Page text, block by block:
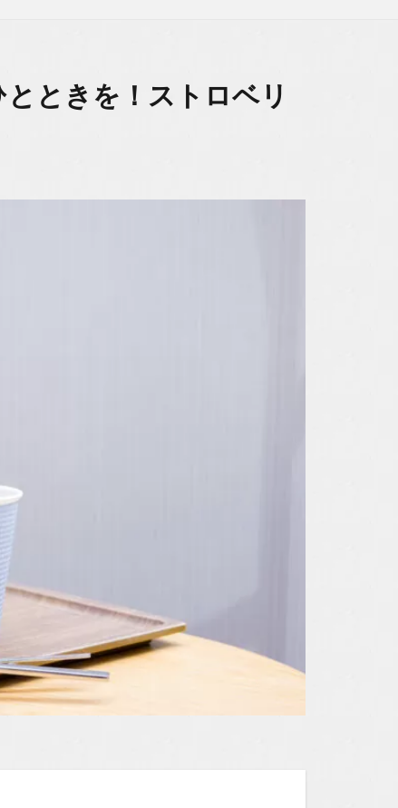
ときを！ストロベリ